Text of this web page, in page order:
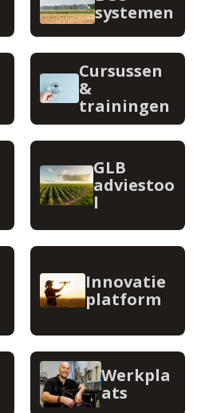
systemen
Cursussen
&
trainingen
GLB
adviestoo
l
Innovatie
platform
Werkpla
ats